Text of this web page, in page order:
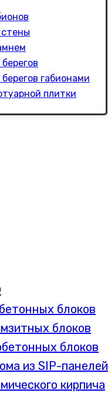
габионами
плитки
блоков
блоков
блоков
из SIP-панелей
кирпича